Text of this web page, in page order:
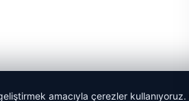
amacıyla çerezler kullanıyoruz.